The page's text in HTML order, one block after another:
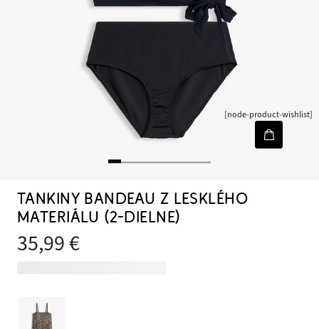
[node-product-wishlist]
TANKINY BANDEAU Z LESKLÉHO
MATERIÁLU (2-DIELNE)
35,99 €